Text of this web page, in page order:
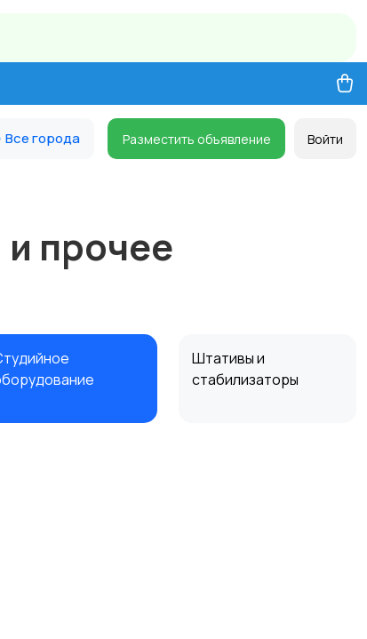
Все города Разместить объявление Войти
прочее
Штативы и
стабилизаторы